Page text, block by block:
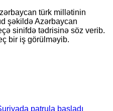
türk millətinin
şəkildə Azərbaycan
sinifdə tədrisinə söz verib.
bir iş görülməyib.
patrula başladı